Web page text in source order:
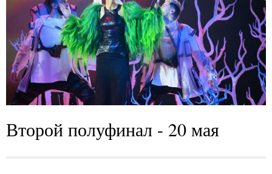
Второй полуфинал - 20 мая